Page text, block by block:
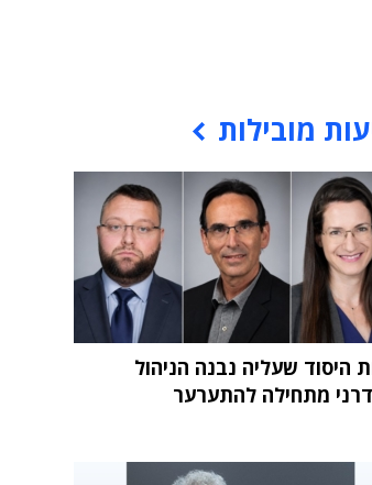
מובילות
היסוד שעליה נבנה הניהול
מתחילה להתערער